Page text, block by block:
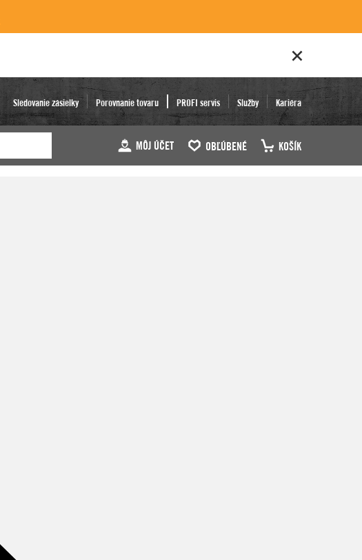
Sledovanie zásielky Porovnanie tovaru PROFI servis Služby Kariéra
MÔJ ÚČET OBĽÚBENÉ KOŠÍK